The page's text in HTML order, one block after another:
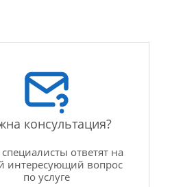
консультация?
ответят на
интересующий вопрос
по услуге